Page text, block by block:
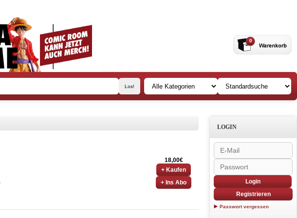
0
18,00€
+ Kaufen
+ Ins Abo
LOGIN
Login
Registrieren
Passwort vergessen